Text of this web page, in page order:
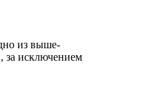
из выше-
за исключением